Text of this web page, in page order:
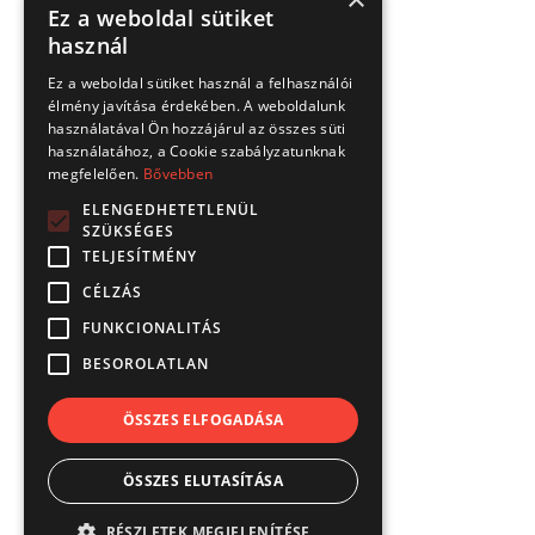
Ez a weboldal sütiket
használ
Ez a weboldal sütiket használ a felhasználói
élmény javítása érdekében. A weboldalunk
használatával Ön hozzájárul az összes süti
használatához, a Cookie szabályzatunknak
megfelelően. Bővebben
ELENGEDHETETLENÜL
SZÜKSÉGES
TELJESÍTMÉNY
CÉLZÁS
FUNKCIONALITÁS
BESOROLATLAN
ÖSSZES ELFOGADÁSA
ÖSSZES ELUTASÍTÁSA